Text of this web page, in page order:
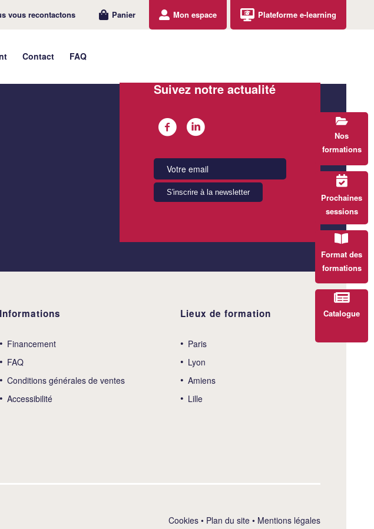
vous recontactons Panier Mon espace Plateforme e-learning
Contact FAQ
Nos
formations
Prochaines
sessions
Format des
formations
Catalogue
Suivez notre actualité
Informations
Financement
FAQ
Conditions générales de ventes
Accessibilité
Lieux de formation
Paris
Lyon
Amiens
Lille
Cookies • Plan du site • Mentions légales